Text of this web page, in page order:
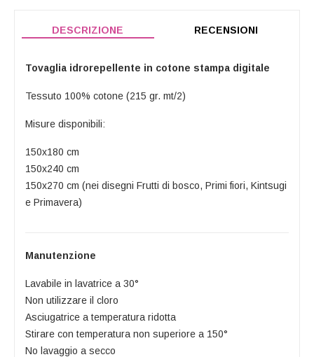
DESCRIZIONE RECENSIONI
Tovaglia idrorepellente in cotone stampa digitale
Tessuto 100% cotone (215 gr. mt/2)
Misure disponibili:
150x180 cm
150x240 cm
150x270 cm (nei disegni Frutti di bosco, Primi fiori, Kintsugi
e Primavera)
Manutenzione
Lavabile in lavatrice a 30°
Non utilizzare il cloro
Asciugatrice a temperatura ridotta
Stirare con temperatura non superiore a 150°
No lavaggio a secco